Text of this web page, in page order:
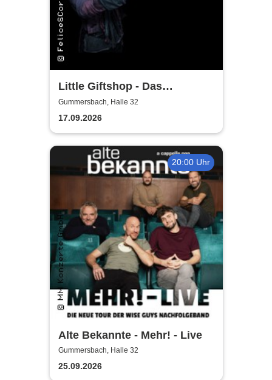
Little Giftshop - Das
zauberhafte Antiquariat der
Geschichten
Gummersbach, Halle 32
17.09.2026
20:00 Uhr
Alte Bekannte - Mehr! - Live
Gummersbach, Halle 32
25.09.2026